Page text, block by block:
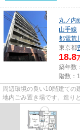
丸ノ内
山手線
都電荒
東京都
18.8
築年数
階数：
周辺環境の良い10階建ての
地内ごみ置き場です。造り
マンションです。この物件は